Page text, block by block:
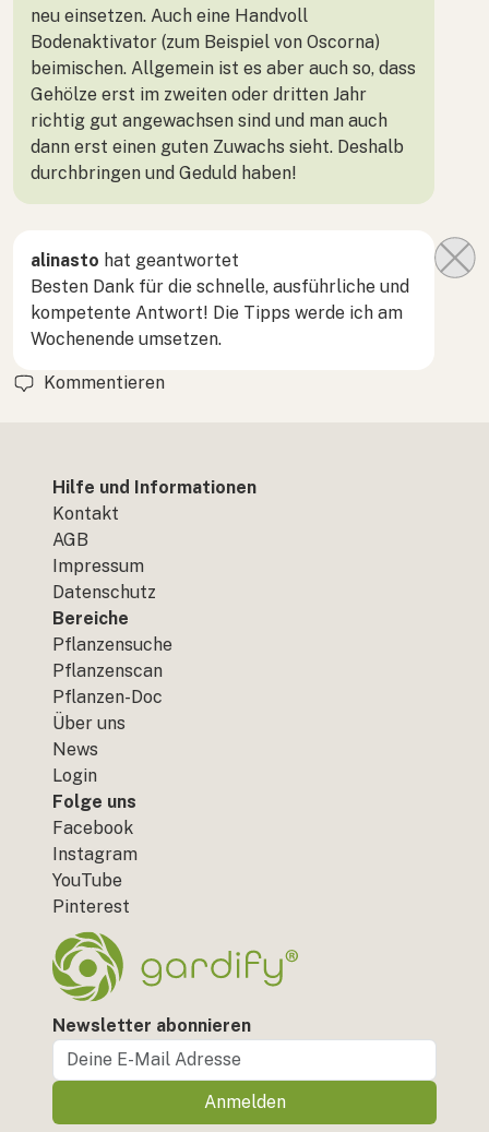
neu einsetzen. Auch eine Handvoll
Bodenaktivator (zum Beispiel von Oscorna)
beimischen. Allgemein ist es aber auch so, dass
Gehölze erst im zweiten oder dritten Jahr
richtig gut angewachsen sind und man auch
dann erst einen guten Zuwachs sieht. Deshalb
durchbringen und Geduld haben!
alinasto hat geantwortet
Besten Dank für die schnelle, ausführliche und
kompetente Antwort! Die Tipps werde ich am
Wochenende umsetzen.
Kommentieren
Hilfe und Informationen
Kontakt
AGB
Impressum
Datenschutz
Bereiche
Pflanzensuche
Pflanzenscan
Pflanzen-Doc
Über uns
News
Login
Folge uns
Facebook
Instagram
YouTube
Pinterest
Newsletter abonnieren
Anmelden